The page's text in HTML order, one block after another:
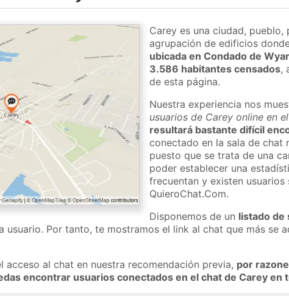
Carey es una ciudad,
agrupación de edificios
ubicada en Condado de
3.586 habitantes censados,
de esta página.
Nuestra experiencia nos
usuarios de Carey online en
resultará bastante difícil
conectado en la sala de chat
puesto que se trata de una
poder establecer una
frecuentan y existen usuarios
QuieroChat.Com.
Disponemos de un listado de
usuario. Por tanto, te mostramos el link al chat que más se
acceso al chat en nuestra recomendación previa, por
encontrar usuarios conectados en el chat de Carey en